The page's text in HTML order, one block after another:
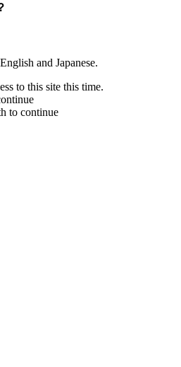
and Japanese.
to this site this time.
to continue